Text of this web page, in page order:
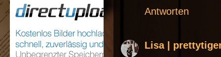
Antworten
Lisa |